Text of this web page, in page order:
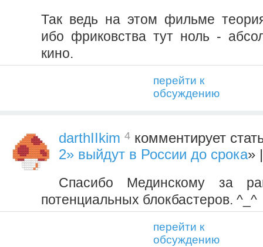
Так ведь на этом фильме
ибо фриковства тут ноль -
кино.
перейти к
обсуждению
darthIIkim 4 комментирует
2» выйдут в России до срока»
Спасибо Мединскому за
потенциальных блокбастеров. ^_^
перейти к
обсуждению